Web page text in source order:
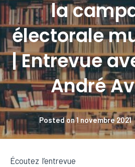
la
électorale
| Entrevue
André
Posted on1 novembre 2021
Écoutez l’entrevue